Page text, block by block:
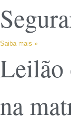
Saiba mais »
Leilão
na